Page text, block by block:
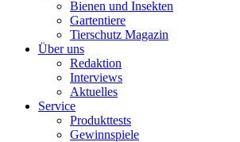
Bienen und Insekten
Gartentiere
Tierschutz Magazin
Über uns
Redaktion
Interviews
Aktuelles
Service
Produkttests
Gewinnspiele